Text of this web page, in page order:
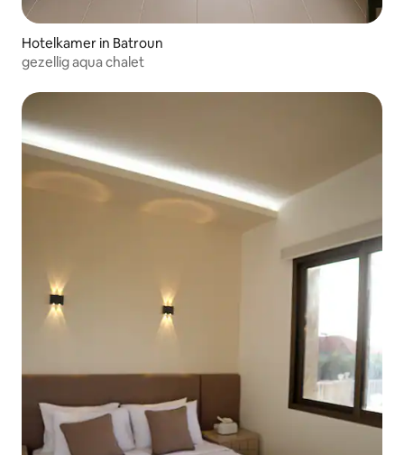
Hotelkamer in Batroun
gezellig aqua chalet